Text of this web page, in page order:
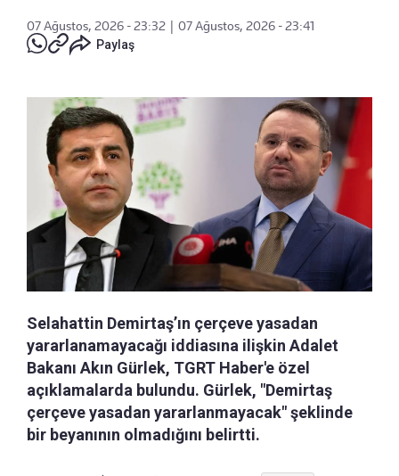
07 Ağustos, 2026 - 23:32
07 Ağustos, 2026 - 23:41
Paylaş
Selahattin Demirtaş’ın çerçeve yasadan
yararlanamayacağı iddiasına ilişkin Adalet
Bakanı Akın Gürlek, TGRT Haber'e özel
açıklamalarda bulundu. Gürlek, "Demirtaş
çerçeve yasadan yararlanmayacak" şeklinde
bir beyanının olmadığını belirtti.